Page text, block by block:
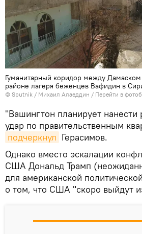
Гуманитарный коридор между Дамаском
районе лагеря беженцев Вафидин в
© Sputnik / Михаил Алаеддин / Перейти в
"Вашингтон планирует
удар по правительственным
подчеркнул Герасимов.
Однако вместо эскалации
США Дональд Трамп
для американской
о том, что США "скоро выйдут